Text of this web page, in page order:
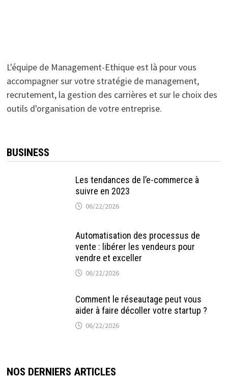
L'équipe de Management-Ethique est là pour vous
accompagner sur votre stratégie de management,
recrutement, la gestion des carrières et sur le choix des
outils d'organisation de votre entreprise.
BUSINESS
Les tendances de l’e-commerce à
suivre en 2023
06/22/2026
Automatisation des processus de
vente : libérer les vendeurs pour
vendre et exceller
06/22/2026
Comment le réseautage peut vous
aider à faire décoller votre startup ?
06/22/2026
NOS DERNIERS ARTICLES